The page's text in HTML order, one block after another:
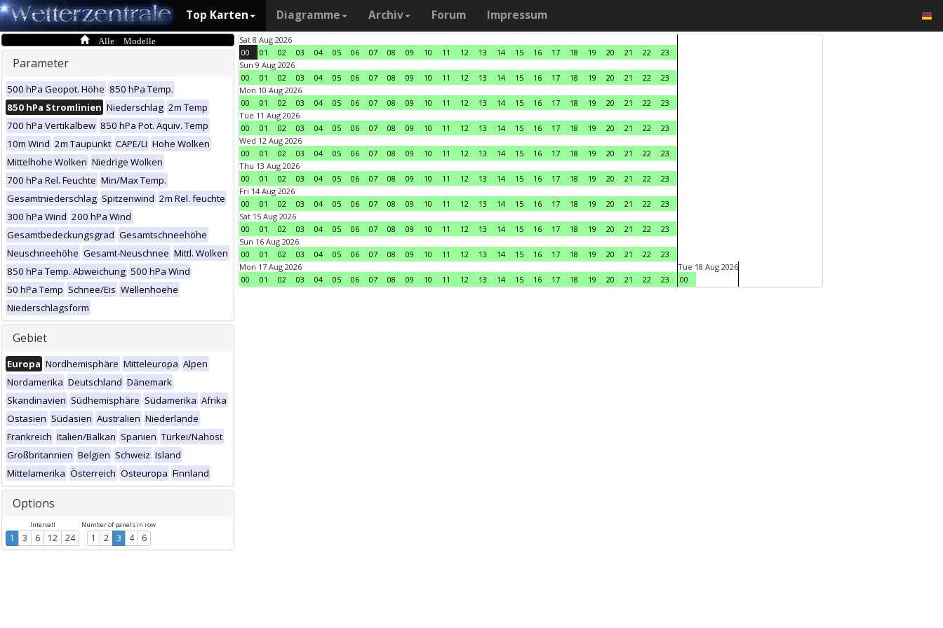
Top Karten Diagramme Archiv Forum Impressum
Alle Modelle
Parameter
500 hPa Geopot. Höhe 850 hPa Temp.
850 hPa Stromlinien Niederschlag 2m Temp
700 hPa Vertikalbew 850 hPa Pot. Äquiv. Temp
10m Wind 2m Taupunkt CAPE/LI Hohe Wolken
Mittelhohe Wolken Niedrige Wolken
700 hPa Rel. Feuchte Min/Max Temp.
Gesamtniederschlag Spitzenwind 2m Rel. feuchte
300 hPa Wind 200 hPa Wind
Gesamtbedeckungsgrad Gesamtschneehöhe
Neuschneehöhe Gesamt-Neuschnee Mittl. Wolken
850 hPa Temp. Abweichung 500 hPa Wind
50 hPa Temp Schnee/Eis Wellenhoehe
Niederschlagsform
Gebiet
Europa Nordhemisphäre Mitteleuropa Alpen
Nordamerika Deutschland Dänemark
Skandinavien Südhemisphäre Südamerika Afrika
Ostasien Südasien Australien Niederlande
Frankreich Italien/Balkan Spanien Türkei/Nahost
Großbritannien Belgien Schweiz Island
Mittelamerika Österreich Osteuropa Finnland
Options
Intervall
1 3 6 12 24
Number of panels in row
1 2 3 4 6
Sat 8 Aug 2026
00
01 02 03 04 05 06 07 08 09 10 11 12 13 14 15 16 17 18 19 20 21 22
23
Sun 9 Aug 2026
00
01 02 03 04 05 06 07 08 09 10 11 12 13 14 15 16 17 18 19 20 21 22
23
Mon 10 Aug 2026
00
01 02 03 04 05 06 07 08 09 10 11 12 13 14 15 16 17 18 19 20 21 22
23
Tue 11 Aug 2026
00
01 02 03 04 05 06 07 08 09 10 11 12 13 14 15 16 17 18 19 20 21 22
23
Wed 12 Aug 2026
00
01 02 03 04 05 06 07 08 09 10 11 12 13 14 15 16 17 18 19 20 21 22
23
Thu 13 Aug 2026
00
01 02 03 04 05 06 07 08 09 10 11 12 13 14 15 16 17 18 19 20 21 22
23
Fri 14 Aug 2026
00
01 02 03 04 05 06 07 08 09 10 11 12 13 14 15 16 17 18 19 20 21 22
23
Sat 15 Aug 2026
00
01 02 03 04 05 06 07 08 09 10 11 12 13 14 15 16 17 18 19 20 21 22
23
Sun 16 Aug 2026
00
01 02 03 04 05 06 07 08 09 10 11 12 13 14 15 16 17 18 19 20 21 22
23
Mon 17 Aug 2026
00
01 02 03 04 05 06 07 08 09 10 11 12 13 14 15 16 17 18 19 20 21 22 23
Tue 18 Aug 2026
00